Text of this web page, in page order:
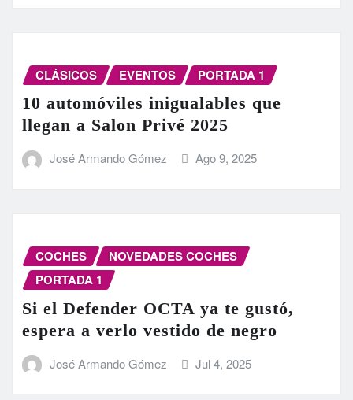
CLÁSICOS EVENTOS PORTADA 1
10 automóviles inigualables que
llegan a Salon Privé 2025
José Armando Gómez Ago 9, 2025
COCHES
NOVEDADES COCHES
PORTADA 1
Si el Defender OCTA ya te gustó,
espera a verlo vestido de negro
José Armando Gómez Jul 4, 2025